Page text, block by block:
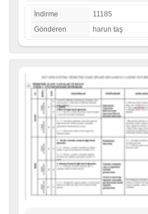
İndirme
11185
Gönderen
harun taş